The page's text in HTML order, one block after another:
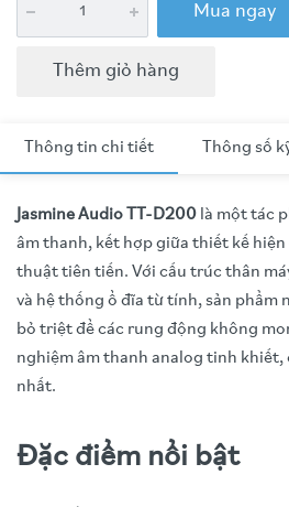
Mua ngay
Thêm giỏ hàng
Thông tin chi tiết Thông số
Jasmine Audio TT-D200 là một tác
âm thanh, kết hợp giữa thiết kế hiện
thuật tiên tiến. Với cấu trúc thân
và hệ thống ổ đĩa từ tính, sản phẩm
bỏ triệt để các rung động không
nghiệm âm thanh analog tinh khiết,
nhất.
Đặc điểm nổi bật